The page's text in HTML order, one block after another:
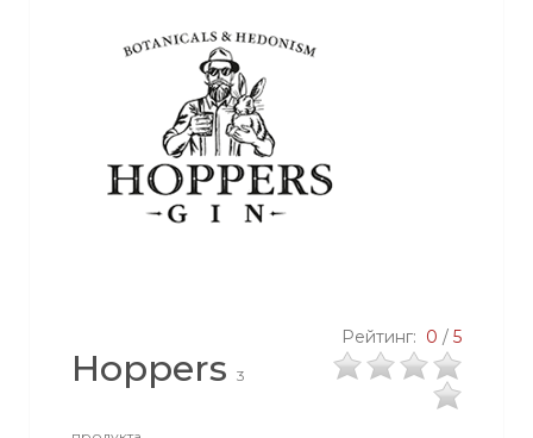
Hoppers 3
Рейтинг: 0 / 5